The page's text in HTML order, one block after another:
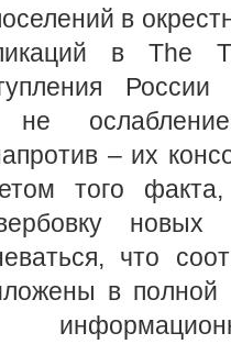
в
в The
ослабление
– их
того
новых
что
в